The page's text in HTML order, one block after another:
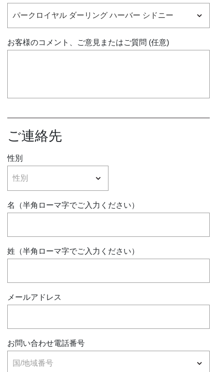
お客様のコメント、ご意見またはご質問 (任意)
ご連絡先
性別
名（半角ローマ字でご入力ください）
姓（半角ローマ字でご入力ください）
メールアドレス
お問い合わせ電話番号